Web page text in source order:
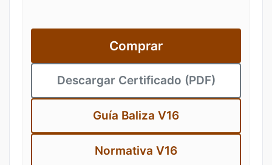
Comprar
Descargar Certificado (PDF)
Guía Baliza V16
Normativa V16